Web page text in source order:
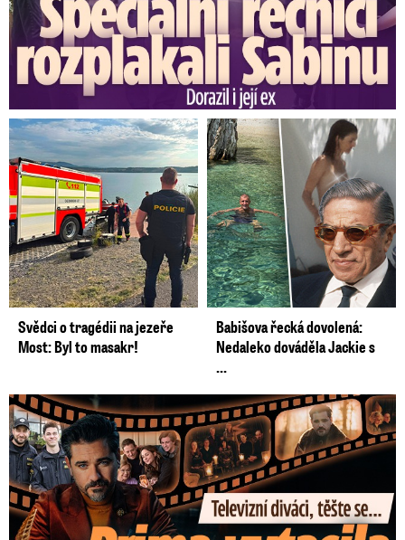
Svědci o tragédii na jezeře
Most: Byl to masakr!
Babišova řecká dovolená:
Nedaleko dováděla Jackie s
...
Prima vytasila podzimní trumfy! Další Zrádci a žhavé novinky